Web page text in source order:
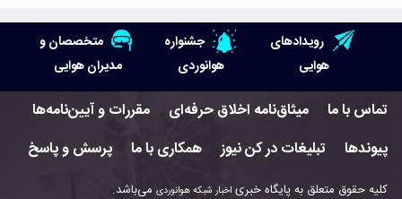
هوش مصنوعی وارد تعمیر و بازرسی موتورهای هواپیما شد
حمله هوایی به تأسیسات فرودگاه سمنان
استخدام در صنعت هوانوردی کانادا با آموزش رایگان و حقوق ۱۲۷ هزار دلاری
رویدادهای
هوایی
جشنواره
هوانوردی
متخصصان و
مدیران هوایی
تماس با ما میثاق‌نامه اخلاق حرفه‌ای
مقررات و آیین‌نامه‌ها
پیوندها
تبلیغات در کن نیوز همکاری با ما پرسش و پاسخ
کلیه حقوق متعلق به پایگاه خبری اخبار شبکه هوانوردی می‌باشد.